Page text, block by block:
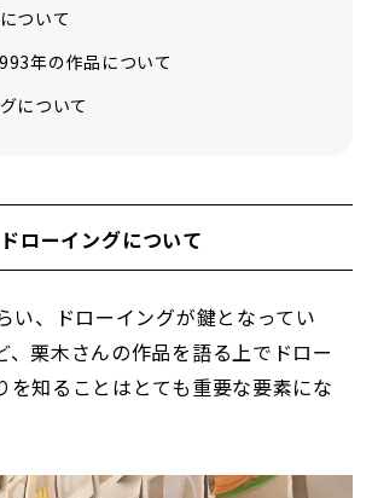
ついて
年の作品について
について
ドローイングについて
い、ドローイングが鍵となってい
、栗木さんの作品を語る上でドロー
を知ることはとても重要な要素にな